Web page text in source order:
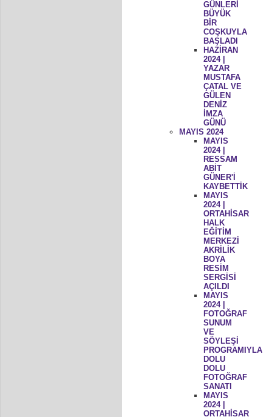
GÜNLERİ
BÜYÜK
BİR
COŞKUYLA
BAŞLADI
HAZİRAN
2024 |
YAZAR
MUSTAFA
ÇATAL VE
GÜLEN
DENİZ
İMZA
GÜNÜ
MAYIS 2024
MAYIS
2024 |
RESSAM
ABİT
GÜNER'İ
KAYBETTİK
MAYIS
2024 |
ORTAHİSAR
HALK
EĞİTİM
MERKEZİ
AKRİLİK
BOYA
RESİM
SERGİSİ
AÇILDI
MAYIS
2024 |
FOTOĞRAF
SUNUM
VE
SÖYLEŞİ
PROGRAMIYLA
DOLU
DOLU
FOTOĞRAF
SANATI
MAYIS
2024 |
ORTAHİSAR